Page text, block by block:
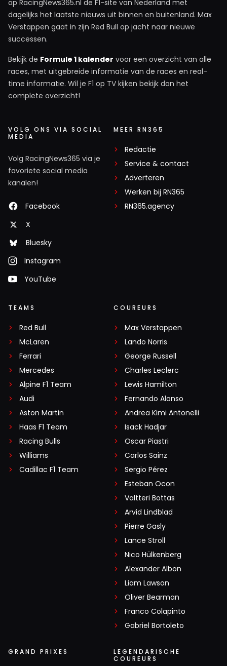
op RacingNews365.nl de F1-site van Nederland met
dagelijks het laatste nieuws uit binnen en buitenland. Max
Verstappen gaat in zijn Red Bull op jacht naar nieuwe
successen.
Bekijk de Formule 1 kalender voor een overzicht van alle
races, met uitgebreide informatie van de races en real-
time informatie. Wil je F1 op TV kijken bekijk dan het
complete overzicht!
VOLG ONS VIA SOCIAL
MEDIA
Volg RacingNews365 via je
favoriete social media
kanalen!
Facebook
X
Bluesky
Instagram
YouTube
MEER RN365
Redactie
Service & contact
Adverteren
Werken bij RN365
RN365.agency
TEAMS
Red Bull
McLaren
Ferrari
Mercedes
Alpine F1 Team
Audi
Aston Martin
Haas F1 Team
Racing Bulls
Williams
Cadillac F1 Team
COUREURS
Max Verstappen
Lando Norris
George Russell
Charles Leclerc
Lewis Hamilton
Fernando Alonso
Andrea Kimi Antonelli
Isack Hadjar
Oscar Piastri
Carlos Sainz
Sergio Pérez
Esteban Ocon
Valtteri Bottas
Arvid Lindblad
Pierre Gasly
Lance Stroll
Nico Hülkenberg
Alexander Albon
Liam Lawson
Oliver Bearman
Franco Colapinto
Gabriel Bortoleto
GRAND PRIXES
LEGENDARISCHE
COUREURS